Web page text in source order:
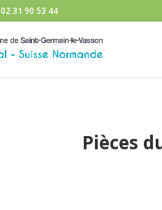
02 31 90 53 44
Pièces